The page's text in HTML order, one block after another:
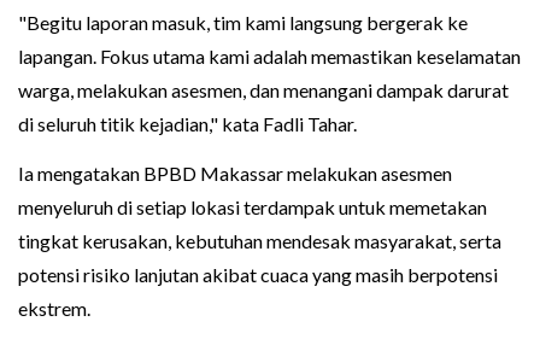
"Begitu laporan masuk, tim kami langsung bergerak ke
lapangan. Fokus utama kami adalah memastikan keselamatan
warga, melakukan asesmen, dan menangani dampak darurat
di seluruh titik kejadian," kata Fadli Tahar.
Ia mengatakan BPBD Makassar melakukan asesmen
menyeluruh di setiap lokasi terdampak untuk memetakan
tingkat kerusakan, kebutuhan mendesak masyarakat, serta
potensi risiko lanjutan akibat cuaca yang masih berpotensi
ekstrem.